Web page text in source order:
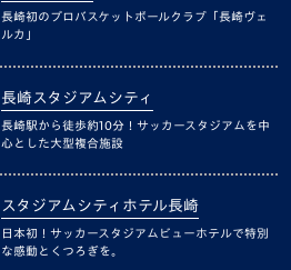
長崎初のプロバスケットボールクラブ「長崎ヴェ
ルカ」
長崎スタジアムシティ
長崎駅から徒歩約10分！サッカースタジアムを中
心とした大型複合施設
スタジアムシティホテル長崎
日本初！サッカースタジアムビューホテルで特別
な感動とくつろぎを。